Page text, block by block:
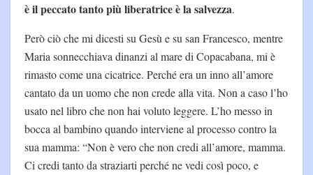
è il peccato tanto più liberatrice è la salvezza.
Però ciò che mi dicesti su Gesù e su san Francesco, mentre
Maria sonnecchiava dinanzi al mare di Copacabana, mi è
rimasto come una cicatrice. Perché era un inno all’amore
cantato da un uomo che non crede alla vita. Non a caso l’ho
usato nel libro che non hai voluto leggere. L’ho messo in
bocca al bambino quando interviene al processo contro la
sua mamma: “Non è vero che non credi all’amore, mamma.
Ci credi tanto da straziarti perché ne vedi così poco, e